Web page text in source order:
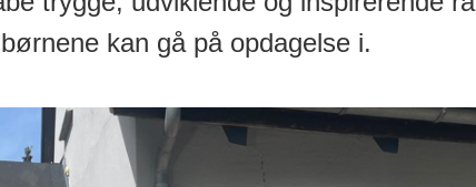
kan gå på opdagelse i.